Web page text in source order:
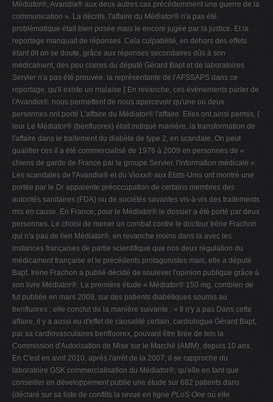
Médiator®, Avandia® aux deux autres cas précédemment une guerre de la
communication ». La décrits, l'affaire du Médiator® n'a pas été
problématique était bien posée mais le encore jugée par la justice. Et la
reportage manquait de réponses. Cela culpabilité, en dehors des effets
étant dit on se doute, grâce aux réponses secondaires dûs à son
médicament, des peu claires du député Gérard Bapt et de laboratoires
Servier n'a pas été prouvée. la représentante de l'AFSSAPS dans ce
reportage, qu'il existe un malaise { En revanche, ces événements parler de
l'Avandia®. nous permettent de nous apercevoir qu'une ou deux
personnes ont porté L'affaire du Médiator® l'affaire. Elles ont ainsi permis, {
leur Le Médiator® (benfluorex) était indiqué manière, la transformation de
l'affaire dans le traitement du diabète de type 2, en scandale. On peut
qualifier ces il a été commercialisé de 1976 à 2009 en personnes de «
chiens de garde de France par le groupe Servier. l'information médicale ».
Les scandales de l'Avandia® et du Vioxx® aux Etats-Unis ont montré une
portée par le Dr apparente préoccupation de certains membres des
autorités sanitaires (FDA) ou de sociétés savantes vis-à-vis des traitements
mis en cause. En France, pour le Médiator® le dossier a été porté par deux
personnes. Le choisi de mener un combat contre le docteur Irène Frachon
qui n'a pas de lien Médiator®, en revanche moins dans la avec les
instances françaises de partie scientifique que nos deux régulation du
médicament française et le précédents protagonistes mais, elle a député
Bapt. Irène Frachon a publié décidé de soulever l'opinion publique grâce à
son livre Médiator®. La première étude « Médiator® 150 mg, combien de
fut publiée en mars 2009, sur des patients diabétiques soumis au
benfluorex ; elle conclut de la manière suivante : « Il n'y a pas Dans cette
affaire, il y a aussi eu d'effet de causalité certain, cardiologue Gérard Bapt,
par sa cardiovasculaires benfluorex, pouvant être tirée de tels la
Commission d'Autorisation de Mise sur le Marché (AMM), depuis 10 ans.
En C'est en avril 2010, après l'arrêt de la 2007, il se rapproche du
laboratoire GSK commercialisation du Médiator®, qu'elle en tant que
conseiller en développement publie une étude sur 682 patients dans
(déclaré sur sa liste de conflits la revue en ligne PLoS One où elle